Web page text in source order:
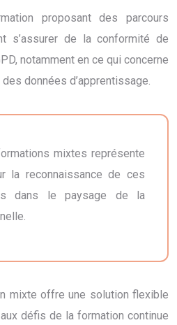
proposant des parcours
s’assurer de la conformité de
notamment en ce qui concerne
données d’apprentissage.
mixtes représente
la reconnaissance de ces
dans le paysage de la
mixte offre une solution flexible
défis de la formation continue